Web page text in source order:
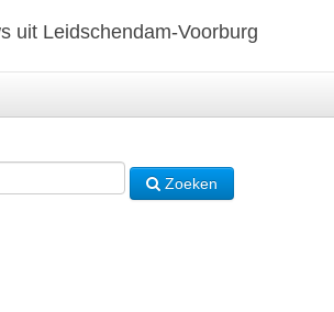
uit Leidschendam-Voorburg
Zoeken